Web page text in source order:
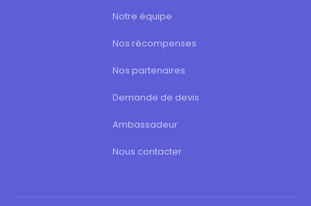
Notre équipe
Nos récompenses
Nos partenaires
Demande de devis
Ambassadeur
Nous contacter